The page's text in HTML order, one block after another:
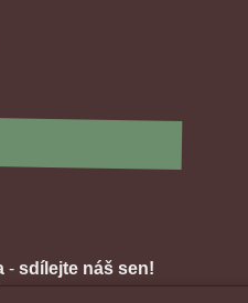
- sdílejte náš sen!